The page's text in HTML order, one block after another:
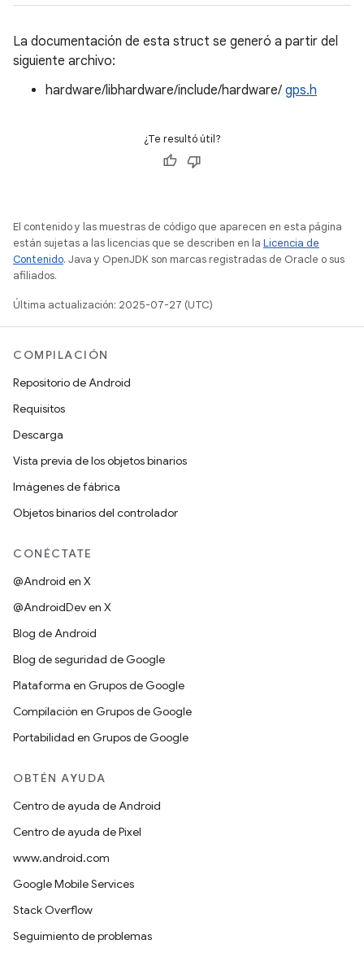
La documentación de esta struct se generó a partir del
siguiente archivo:
hardware/libhardware/include/hardware/ gps.h
¿Te resultó útil?
El contenido y las muestras de código que aparecen en esta página
están sujetas a las licencias que se describen en la Licencia de
Contenido. Java y OpenJDK son marcas registradas de Oracle o sus
afiliados.
Última actualización: 2025-07-27 (UTC)
COMPILACIÓN
Repositorio de Android
Requisitos
Descarga
Vista previa de los objetos binarios
Imágenes de fábrica
Objetos binarios del controlador
CONÉCTATE
@Android en X
@AndroidDev en X
Blog de Android
Blog de seguridad de Google
Plataforma en Grupos de Google
Compilación en Grupos de Google
Portabilidad en Grupos de Google
OBTÉN AYUDA
Centro de ayuda de Android
Centro de ayuda de Pixel
www.android.com
Google Mobile Services
Stack Overflow
Seguimiento de problemas